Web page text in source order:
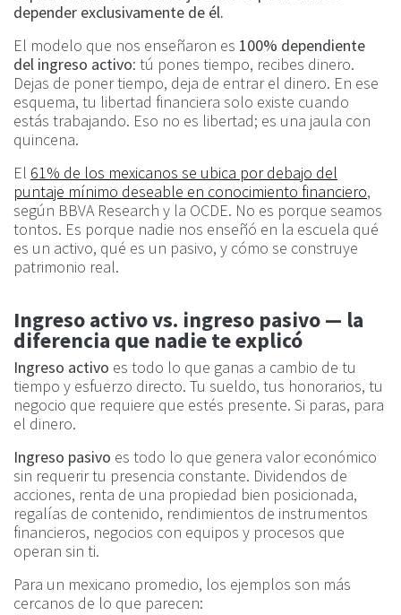
depender exclusivamente de él.
El modelo que nos enseñaron es 100% dependiente
del ingreso activo: tú pones tiempo, recibes dinero.
Dejas de poner tiempo, deja de entrar el dinero. En ese
esquema, tu libertad financiera solo existe cuando
estás trabajando. Eso no es libertad; es una jaula con
quincena.
El 61% de los mexicanos se ubica por debajo del
puntaje mínimo deseable en conocimiento financiero,
según BBVA Research y la OCDE. No es porque seamos
tontos. Es porque nadie nos enseñó en la escuela qué
es un activo, qué es un pasivo, y cómo se construye
patrimonio real.
Ingreso activo vs. ingreso pasivo — la
diferencia que nadie te explicó
Ingreso activo es todo lo que ganas a cambio de tu
tiempo y esfuerzo directo. Tu sueldo, tus honorarios, tu
negocio que requiere que estés presente. Si paras, para
el dinero.
Ingreso pasivo es todo lo que genera valor económico
sin requerir tu presencia constante. Dividendos de
acciones, renta de una propiedad bien posicionada,
regalías de contenido, rendimientos de instrumentos
financieros, negocios con equipos y procesos que
operan sin ti.
Para un mexicano promedio, los ejemplos son más
cercanos de lo que parecen: